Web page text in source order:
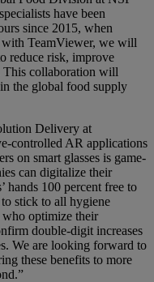
have been
since 2015, when
with TeamViewer, we will
reduce risk, improve
This collaboration will
the global food supply
Delivery at
controlled AR applications
on smart glasses is game-
can digitalize their
hands 100 percent free to
stick to all hygiene
who optimize their
double-digit increases
We are looking forward to
these benefits to more